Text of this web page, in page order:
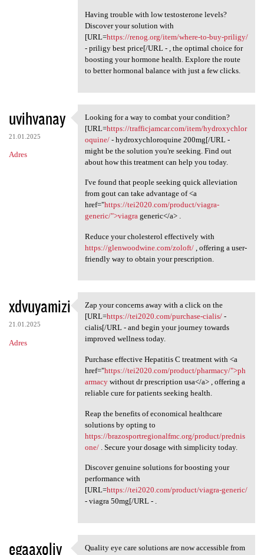
Having trouble with low testosterone levels?
Discover your solution with
[URL=https://renog.org/item/where-to-buy-priligy/
- priligy best price[/URL - , the optimal choice for
boosting your hormone health. Explore the route
to better hormonal balance with just a few clicks.
uvihvanay
21.01.2025
Adres
Looking for a way to combat
Looking for a way to combat your condition?
[URL=https://trafficjamcar.com/item/hydroxychlor
oquine/- hydroxychloroquine 200mg[/URL -
might be the solution you're seeking. Find out
about how this treatment can help you today.
I've found that people seeking quick alleviation
from gout can take advantage of <a
href="https://tei2020.com/product/viagra-
generic/">viagrageneric</a> .
Reduce your cholesterol effectively with
https://glenwoodwine.com/zoloft/, offering a user-
friendly way to obtain your prescription.
xdvuyamizi
21.01.2025
Adres
Zap your concerns away with a
Zap your concerns away with a click on the
[URL=https://tei2020.com/purchase-cialis/-
cialis[/URL - and begin your journey towards
improved wellness today.
Purchase effective Hepatitis C treatment with <a
href="https://tei2020.com/product/pharmacy/">ph
armacywithout dr prescription usa</a> , offering a
reliable cure for patients seeking health.
Reap the benefits of economical healthcare
solutions by opting to
https://brazosportregionalfmc.org/product/prednis
one/. Secure your dosage with simplicity today.
Discover genuine solutions for boosting your
performance with
[URL=https://tei2020.com/product/viagra-generic/
- viagra 50mg[/URL - .
egaaxoliy
Quality eye care solutions are now accessible from